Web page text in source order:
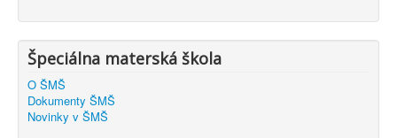
Špeciálna materská škola
O ŠMŠ
Dokumenty ŠMŠ
Novinky v ŠMŠ